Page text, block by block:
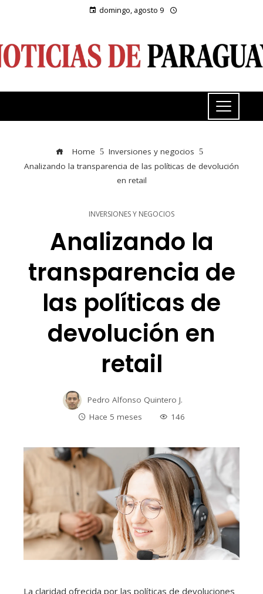
domingo, agosto 9
Home
Inversiones y negocios
Analizando la transparencia de las políticas de devolución
en retail
INVERSIONES Y NEGOCIOS
Analizando la
transparencia de
las políticas de
devolución en
retail
Pedro Alfonso Quintero J.
Hace 5 meses
146
La claridad ofrecida por las políticas de devoluciones